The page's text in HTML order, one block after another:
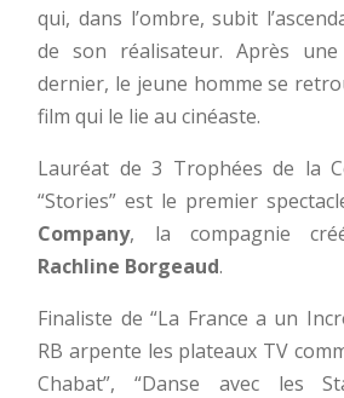
qui, dans l’ombre, subit
de son réalisateur. Après
dernier, le jeune homme se
film qui le lie au cinéaste.
Lauréat de 3 Trophées de la
“Stories” est le premier
Company, la compagnie
Rachline Borgeaud.
Finaliste de “La France a un
RB arpente les plateaux TV
Chabat”, “Danse avec les